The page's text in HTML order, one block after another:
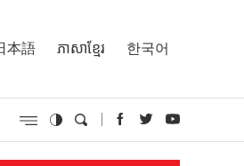
本語 ភាសាខ្មែរ 한국어